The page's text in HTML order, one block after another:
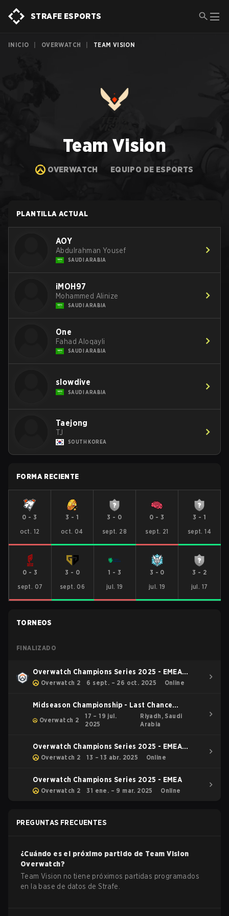
STRAFE ESPORTS
INICIO OVERWATCH TEAM VISION
Team Vision
OVERWATCH EQUIPO DE ESPORTS
PLANTILLA ACTUAL
AOY
Abdulrahman Yousef
SAUDI ARABIA
iMOH97
Mohammed Alinize
SAUDI ARABIA
One
Fahad Aloqayli
SAUDI ARABIA
slowdive
SAUDI ARABIA
Taejong
TJ
SOUTH KOREA
FORMA RECIENTE
0 - 3
oct. 12
3 - 1
oct. 04
3 - 0
sept. 28
0 - 3
sept. 21
3 - 1
sept. 14
0 - 3
sept. 07
3 - 0
sept. 06
1 - 3
jul. 19
3 - 0
jul. 19
3 - 2
jul. 17
TORNEOS
FINALIZADO
Overwatch Champions Series 2025 - EMEA
Stage 3
Overwatch 2 6 sept. – 26 oct. 2025 Online
Midseason Championship - Last Chance
Overwatch 2
17 – 19 jul.
2025
Riyadh, Saudi
Arabia
Overwatch Champions Series 2025 - EMEA
Stage 1 Relegation
Overwatch 2 13 – 13 abr. 2025 Online
Overwatch Champions Series 2025 - EMEA
Overwatch 2 31 ene. – 9 mar. 2025 Online
PREGUNTAS FRECUENTES
¿Cuándo es el próximo partido de Team Vision
Overwatch?
Team Vision no tiene próximos partidas programados
en la base de datos de Strafe.